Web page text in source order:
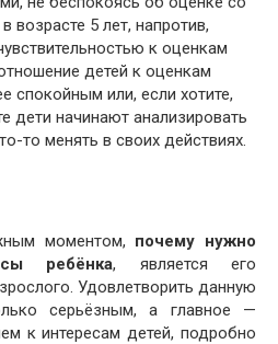
возрасте 5 лет, напротив,
к оценкам
детей к оценкам
спокойным или, если хотите,
дети начинают анализировать
то менять в своих действиях.
моментом, почему нужно
ребёнка, является его
Удовлетворить данную
серьёзным, а главное —
к интересам детей, подробно